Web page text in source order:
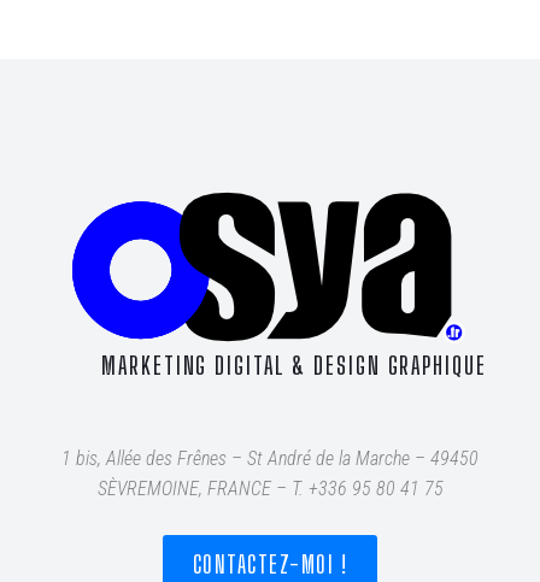
MARKETING DIGITAL & DESIGN GRAPHIQUE
1 bis, Allée des Frênes – St André de la Marche – 49450
SÈVREMOINE, FRANCE – T. +336 95 80 41 75
CONTACTEZ-MOI !